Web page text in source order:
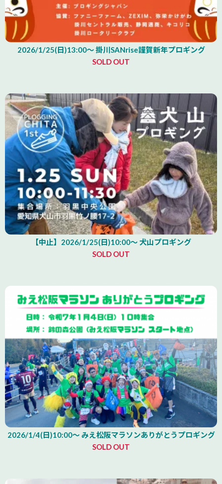
2026/1/25(日)13:00～ 掛川SANrise謹賀新年プロギング
SOLD OUT
【中止】2026/1/25(日)10:00～ 犬山プロギング
SOLD OUT
2026/1/4(日)10:00～ みえ松阪マラソンありがとうプロギング
SOLD OUT